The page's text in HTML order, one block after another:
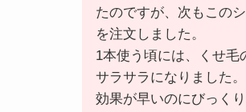
たのですが、次もこの
を注文しました。
1本使う頃には、くせ毛
サラサラになりました。
効果が早いのにびっく